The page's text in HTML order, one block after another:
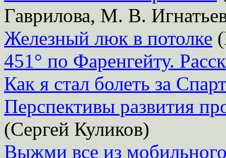
Гаврилова, М. В.
Железный люк в потолке
451° по Фаренгейту.
Как я стал болеть за
Перспективы развития
(Сергей Куликов)
Выжми все из